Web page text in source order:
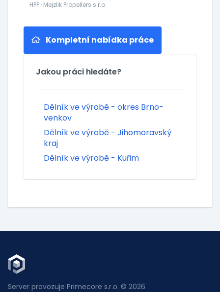
HPP · Mejzlik Propellers s.r.o.
Kompletní nabídka práce
Jakou práci hledáte?
Dělník ve výrobě - okres Brno-
venkov
Dělník ve výrobě - Jihomoravský
kraj
Dělník ve výrobě - Kuřim
Server provozuje Primecore s.r.o. © 2026